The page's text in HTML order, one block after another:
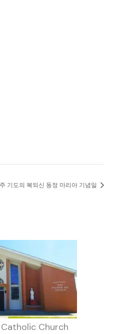
기도의 복되신 동정 마리아 기념일
Church